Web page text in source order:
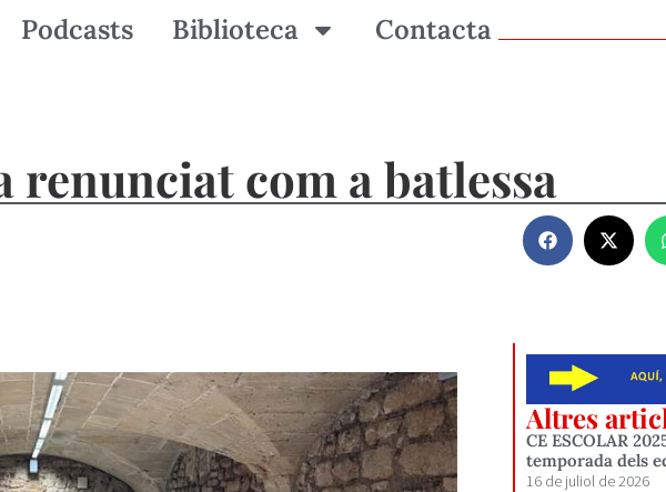
Podcasts Biblioteca Contacta
com a batlessa
Altres
CE ESCOLAR
temporada dels
16 de juliol de 2026